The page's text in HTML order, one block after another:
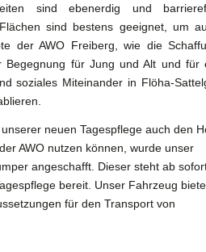
sind ebenerdig und
sind bestens geeignet, um
der AWO Freiberg, wie die
Begegnung für Jung und Alt und für
soziales Miteinander in Flöha-
neuen Tagespflege auch den
AWO nutzen können, wurde unser
angeschafft. Dieser steht ab
bereit. Unser Fahrzeug
für den Transport von